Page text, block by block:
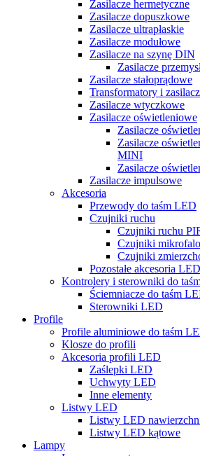
Zasilacze hermetyczne
Zasilacze dopuszkowe
Zasilacze ultrapłaskie
Zasilacze modułowe
Zasilacze na szynę DIN
Zasilacze
Zasilacze stałoprądowe
Transformatory i
Zasilacze wtyczkowe
Zasilacze oświetleniowe
Zasilacze
Zasilacze
MINI
Zasilacze
Zasilacze impulsowe
Akcesoria
Przewody do taśm LED
Czujniki ruchu
Czujniki ruchu
Czujniki
Czujniki
Pozostałe akcesoria LED
Kontrolery i sterowniki do
Ściemniacze do taśm
Sterowniki LED
Profile
Profile aluminiowe do taśm
Klosze do profili
Akcesoria profili LED
Zaślepki LED
Uchwyty LED
Inne elementy
Listwy LED
Listwy LED
Listwy LED kątowe
Lampy